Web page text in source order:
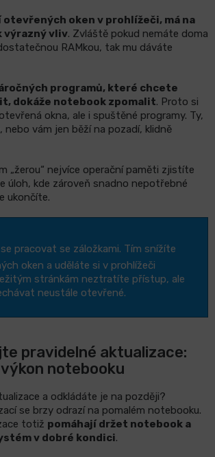
oken v prohlížeči, má na
výrazný vliv. Zvláště pokud nemáte doma
RAMkou, tak mu dáváte
programů, které chcete
dokáže notebook zpomalit. Proto si
okna, ale i spuštěné programy. Ty,
nebo vám jen běží na pozadí, klidně
„žerou“ nejvíce operační paměti zjistíte
úloh, kde zároveň snadno nepotřebné
ukončíte.
pracovat se záložkami. Tím snížíte
oken a uděláte si v prohlížeči
stránkám neztratíte přístup, ale
neustále otevřené.
pravidelné aktualizace:
notebooku
a odkládáte je na později?
se brzy odrazí na pomalém notebooku.
totiž pomáhají držet notebook a
v dobré kondici.